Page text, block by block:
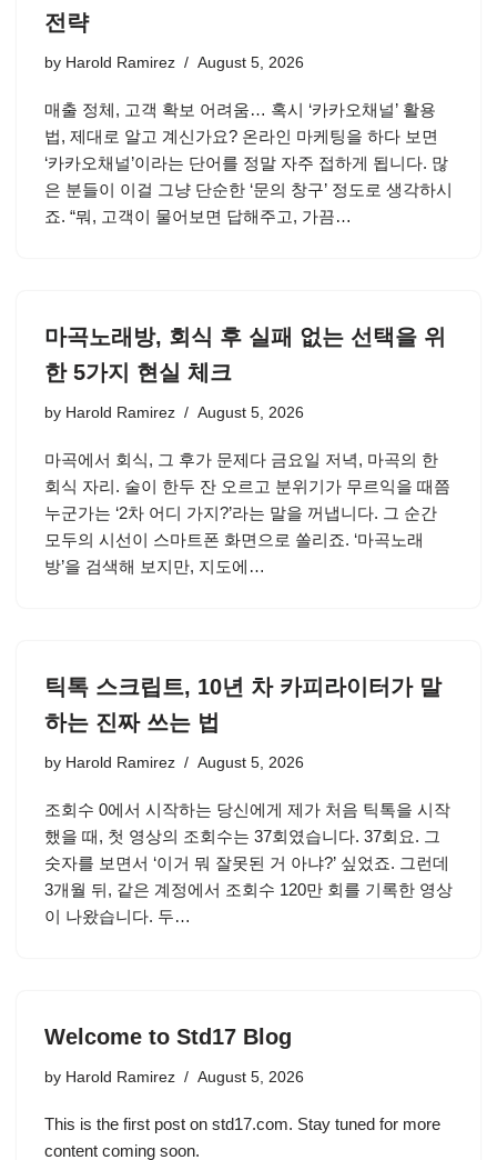
전략
by Harold Ramirez August 5, 2026
매출 정체, 고객 확보 어려움… 혹시 ‘카카오채널’ 활용
법, 제대로 알고 계신가요? 온라인 마케팅을 하다 보면
‘카카오채널’이라는 단어를 정말 자주 접하게 됩니다. 많
은 분들이 이걸 그냥 단순한 ‘문의 창구’ 정도로 생각하시
죠. “뭐, 고객이 물어보면 답해주고, 가끔…
마곡노래방, 회식 후 실패 없는 선택을 위
한 5가지 현실 체크
by Harold Ramirez August 5, 2026
마곡에서 회식, 그 후가 문제다 금요일 저녁, 마곡의 한
회식 자리. 술이 한두 잔 오르고 분위기가 무르익을 때쯤
누군가는 ‘2차 어디 가지?’라는 말을 꺼냅니다. 그 순간
모두의 시선이 스마트폰 화면으로 쏠리죠. ‘마곡노래
방’을 검색해 보지만, 지도에…
틱톡 스크립트, 10년 차 카피라이터가 말
하는 진짜 쓰는 법
by Harold Ramirez August 5, 2026
조회수 0에서 시작하는 당신에게 제가 처음 틱톡을 시작
했을 때, 첫 영상의 조회수는 37회였습니다. 37회요. 그
숫자를 보면서 ‘이거 뭐 잘못된 거 아냐?’ 싶었죠. 그런데
3개월 뒤, 같은 계정에서 조회수 120만 회를 기록한 영상
이 나왔습니다. 두…
Welcome to Std17 Blog
by Harold Ramirez August 5, 2026
This is the first post on std17.com. Stay tuned for more
content coming soon.